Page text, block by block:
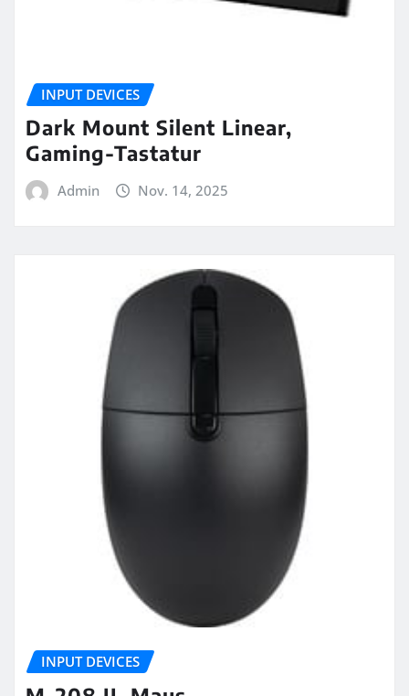
INPUT DEVICES
Dark Mount Silent Linear,
Gaming-Tastatur
Admin Nov. 14, 2025
INPUT DEVICES